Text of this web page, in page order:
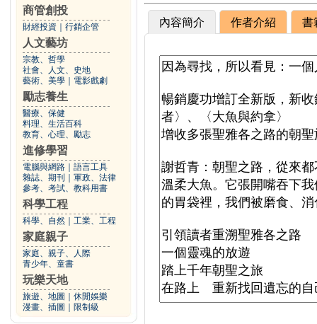
商管創投
財經投資 行銷企管
人文藝坊
宗教、哲學
社會、人文、史地
藝術、美學
電影戲劇
勵志養生
醫療、保健
料理、生活百科
教育、心理、勵志
進修學習
電腦與網路
語言工具
雜誌、期刊
軍政、法律
參考、考試、教科用書
科學工程
科學、自然 工業、工程
家庭親子
家庭、親子、人際
青少年、童書
玩樂天地
旅遊、地圖
休閒娛樂
漫畫、插圖
限制級
內容簡介 作者介紹 書